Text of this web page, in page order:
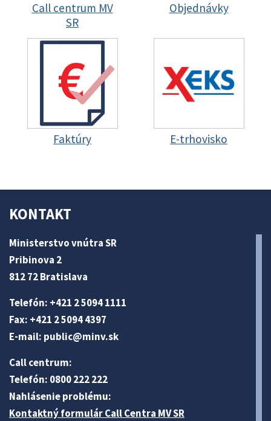
Call centrum MV
SR
Objednávky
Faktúry E-trhovisko
KONTAKT
Ministerstvo vnútra SR
Pribinova 2
812 72 Bratislava
Telefón: +421 2 5094 1111
Fax: +421 2 5094 4397
E-mail: public@minv.sk
Call centrum:
Telefón: 0800 222 222
Nahlásenie problému:
Kontaktný formulár Call Centra MV SR